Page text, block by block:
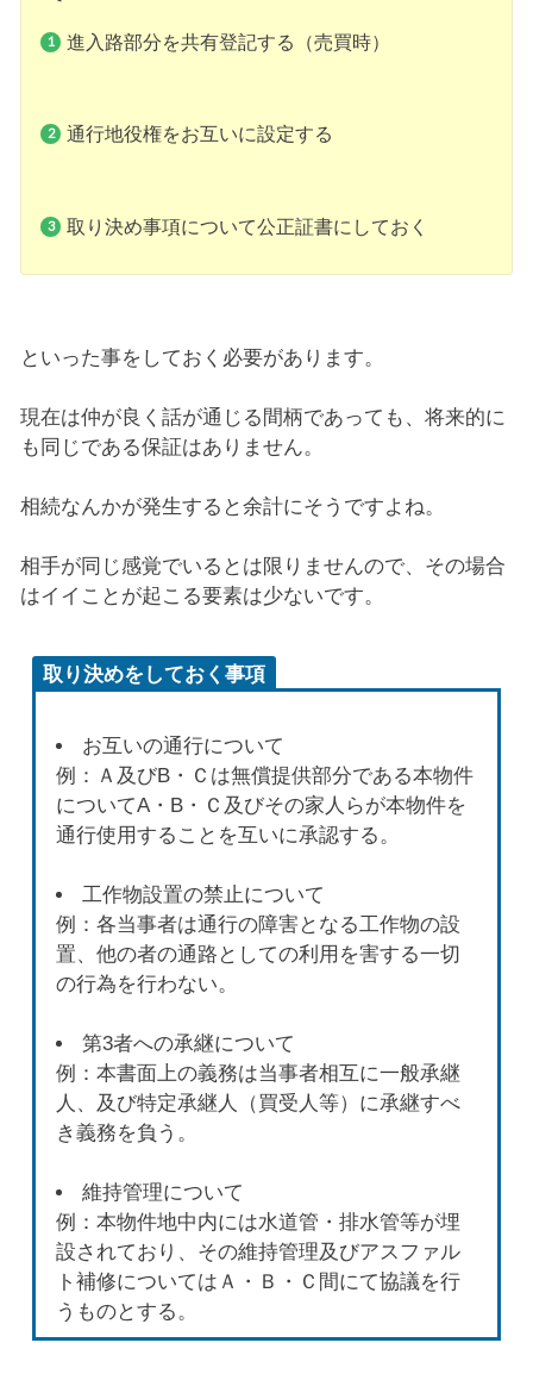
進入路部分を共有登記する（売買時）
通行地役権をお互いに設定する
取り決め事項について公正証書にしておく
といった事をしておく必要があります。
現在は仲が良く話が通じる間柄であっても、将来的に
も同じである保証はありません。
相続なんかが発生すると余計にそうですよね。
相手が同じ感覚でいるとは限りませんので、その場合
はイイことが起こる要素は少ないです。
取り決めをしておく事項
お互いの通行について
例：Ａ及びB・Ｃは無償提供部分である本物件
についてA・B・Ｃ及びその家人らが本物件を
通行使用することを互いに承認する。
工作物設置の禁止について
例：各当事者は通行の障害となる工作物の設
置、他の者の通路としての利用を害する一切
の行為を行わない。
第3者への承継について
例：本書面上の義務は当事者相互に一般承継
人、及び特定承継人（買受人等）に承継すべ
き義務を負う。
維持管理について
例：本物件地中内には水道管・排水管等が埋
設されており、その維持管理及びアスファル
ト補修についてはＡ・Ｂ・Ｃ間にて協議を行
うものとする。